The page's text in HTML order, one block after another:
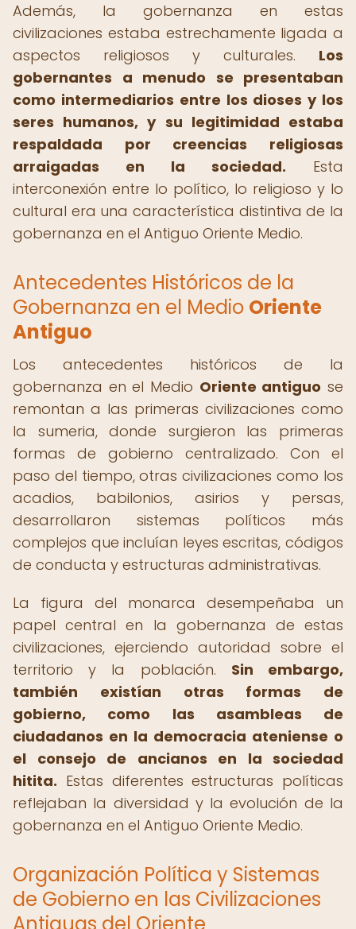
Además, la gobernanza en estas
civilizaciones estaba estrechamente ligada a
aspectos religiosos y culturales. Los
gobernantes a menudo se presentaban
como intermediarios entre los dioses y los
seres humanos, y su legitimidad estaba
respaldada por creencias religiosas
arraigadas en la sociedad. Esta
interconexión entre lo político, lo religioso y lo
cultural era una característica distintiva de la
gobernanza en el Antiguo Oriente Medio.
Antecedentes Históricos de la
Gobernanza en el Medio Oriente
Antiguo
Los antecedentes históricos de la
gobernanza en el Medio Oriente antiguo se
remontan a las primeras civilizaciones como
la sumeria, donde surgieron las primeras
formas de gobierno centralizado. Con el
paso del tiempo, otras civilizaciones como los
acadios, babilonios, asirios y persas,
desarrollaron sistemas políticos más
complejos que incluían leyes escritas, códigos
de conducta y estructuras administrativas.
La figura del monarca desempeñaba un
papel central en la gobernanza de estas
civilizaciones, ejerciendo autoridad sobre el
territorio y la población. Sin embargo,
también existían otras formas de
gobierno, como las asambleas de
ciudadanos en la democracia ateniense o
el consejo de ancianos en la sociedad
hitita. Estas diferentes estructuras políticas
reflejaban la diversidad y la evolución de la
gobernanza en el Antiguo Oriente Medio.
Organización Política y Sistemas
de Gobierno en las Civilizaciones